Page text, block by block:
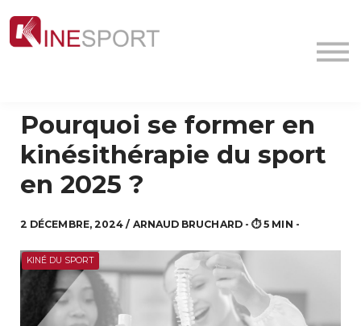
La société
Académie
Pourquoi se former en
kinésithérapie du sport
en 2025 ?
2 DÉCEMBRE, 2024 / ARNAUD BRUCHARD - ⏱️ 5 MIN -
KINÉ DU SPORT